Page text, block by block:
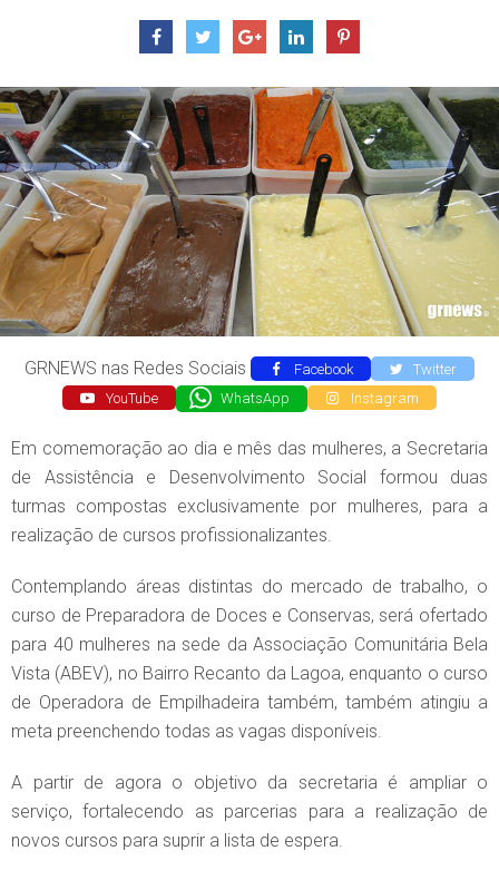
GRNEWS nas Redes Sociais Facebook
Twitter
YouTube
WhatsApp Instagram
Em comemoração ao dia e mês das mulheres, a Secretaria
de Assistência e Desenvolvimento Social formou duas
turmas compostas exclusivamente por mulheres, para a
realização de cursos profissionalizantes.
Contemplando áreas distintas do mercado de trabalho, o
curso de Preparadora de Doces e Conservas, será ofertado
para 40 mulheres na sede da Associação Comunitária Bela
Vista (ABEV), no Bairro Recanto da Lagoa, enquanto o curso
de Operadora de Empilhadeira também, também atingiu a
meta preenchendo todas as vagas disponíveis.
A partir de agora o objetivo da secretaria é ampliar o
serviço, fortalecendo as parcerias para a realização de
novos cursos para suprir a lista de espera.